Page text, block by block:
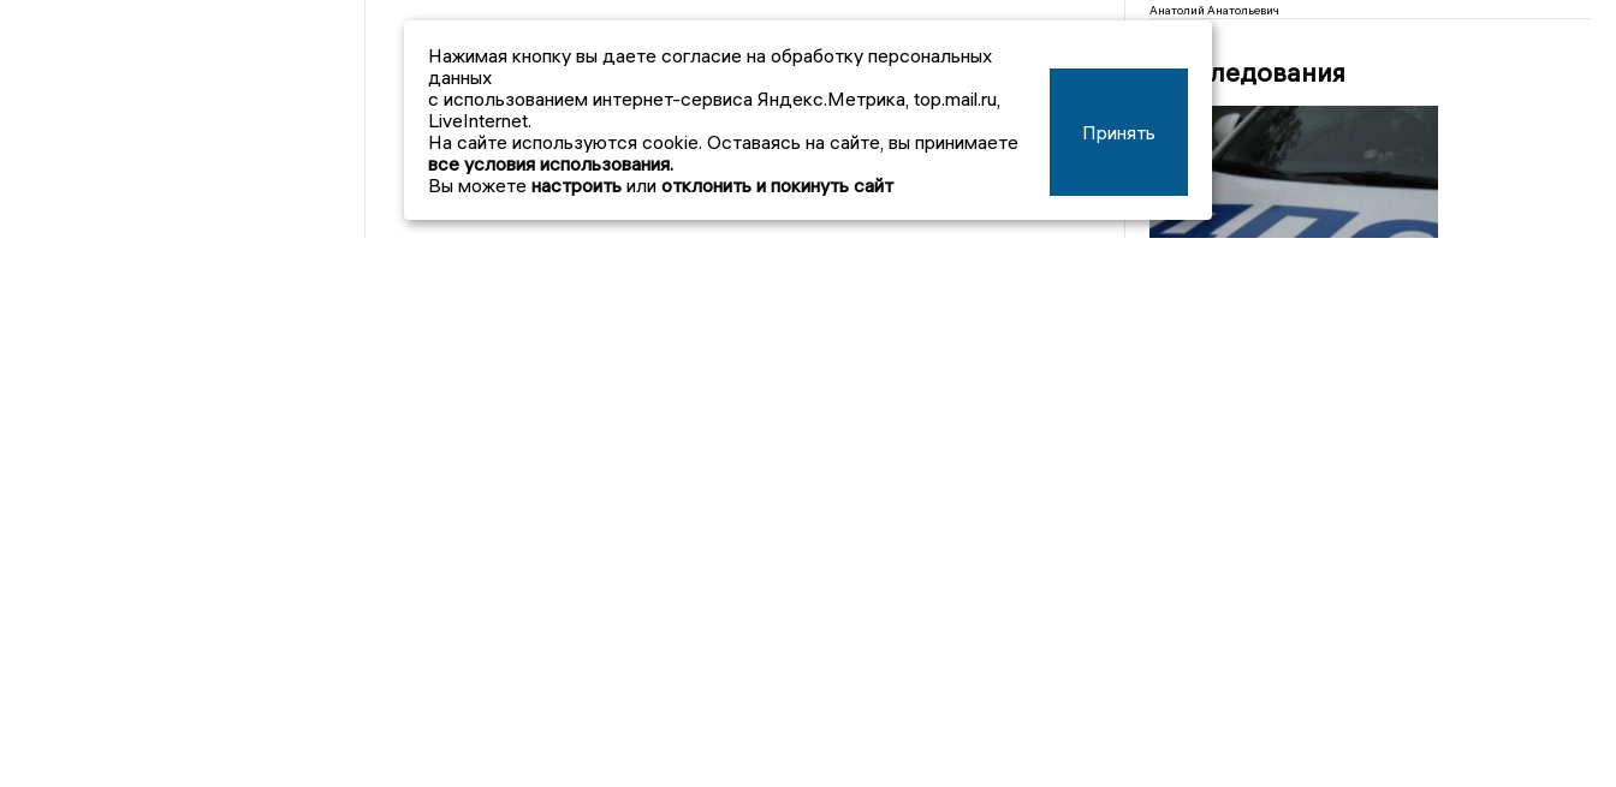
Анатолий Анатольевич
Расследования
Нажимая кнопку вы даете согласие на обработку персональных
данных
с использованием интернет-сервиса Яндекс.Метрика, top.mail.ru,
LiveInternet.
На сайте используются cookie. Оставаясь на сайте, вы принимаете
все условия использования.
Вы можете настроить или отклонить и покинуть сайт
Принять